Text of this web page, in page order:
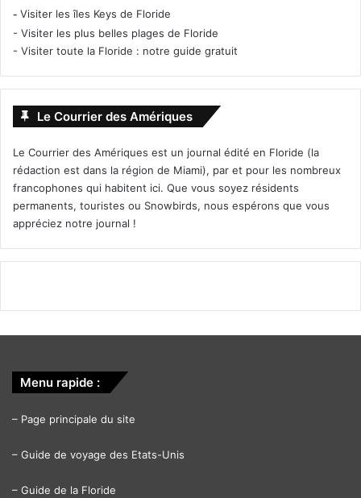
- Visiter les îles Keys de Floride
- Visiter les plus belles plages de Floride
- Visiter toute la Floride : notre guide gratuit
Le Courrier des Amériques
Le Courrier des Amériques est un journal édité en Floride (la
rédaction est dans la région de Miami), par et pour les nombreux
francophones qui habitent ici. Que vous soyez résidents
permanents, touristes ou Snowbirds, nous espérons que vous
appréciez notre journal !
Menu rapide :
– Page principale du site
– Guide de voyage des Etats-Unis
– Guide de la Floride